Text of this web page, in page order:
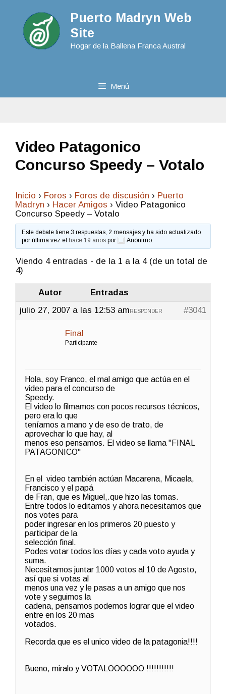
Puerto Madryn Web
Site
Hogar de la Ballena Franca Austral
Menú
Video Patagonico
Concurso Speedy – Votalo
Inicio › Foros › Foros de discusión › Puerto
Madryn › Hacer Amigos › Video Patagonico
Concurso Speedy – Votalo
Este debate tiene 3 respuestas, 2 mensajes y ha sido actualizado
por última vez elhace 19 años por Anónimo
Viendo 4 entradas - de la 1 a la 4 (de un total de
4)
Autor
Entradas
julio 27, 2007 a las 12:53 am
#3041
RESPONDER
Final
Participante
Hola, soy Franco, el mal amigo que actúa en el
video para el concurso de
Speedy.
El video lo filmamos con pocos recursos técnicos,
pero era lo que
teníamos a mano y de eso de trato, de
aprovechar lo que hay, al
menos eso pensamos. El video se llama "FINAL
PATAGONICO"
En el video también actúan Macarena, Micaela,
Francisco y el papá
de Fran, que es Miguel,.que hizo las tomas.
Entre todos lo editamos y ahora necesitamos que
nos votes para
poder ingresar en los primeros 20 puesto y
participar de la
selección final.
Podes votar todos los días y cada voto ayuda y
suma.
Necesitamos juntar 1000 votos al 10 de Agosto,
así que si votas al
menos una vez y le pasas a un amigo que nos
vote y seguimos la
cadena, pensamos podemos lograr que el video
entre en los 20 mas
votados.
Recorda que es el unico video de la patagonia!!!!
Bueno, miralo y VOTALOOOOOO !!!!!!!!!!!